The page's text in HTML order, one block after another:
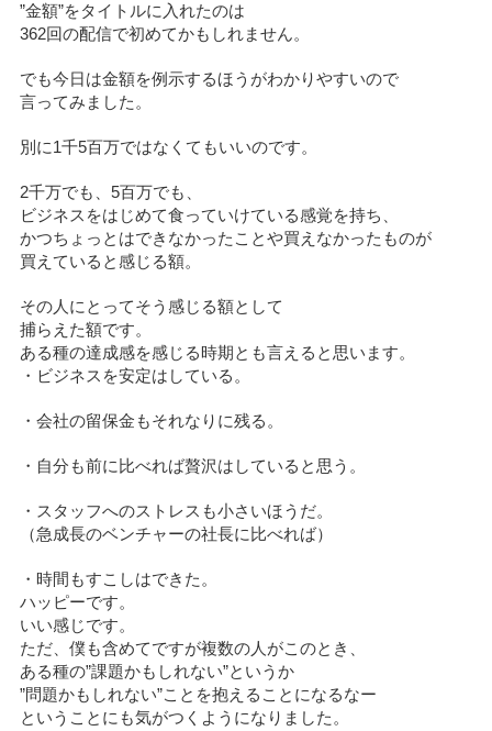
”金額”をタイトルに入れたのは
362回の配信で初めてかもしれません。
でも今日は金額を例示するほうがわかりやすいので
言ってみました。
別に1千5百万ではなくてもいいのです。
2千万でも、5百万でも、
ビジネスをはじめて食っていけている感覚を持ち、
かつちょっとはできなかったことや買えなかったものが
買えていると感じる額。
その人にとってそう感じる額として
捕らえた額です。
ある種の達成感を感じる時期とも言えると思います。
・ビジネスを安定はしている。
・会社の留保金もそれなりに残る。
・自分も前に比べれば贅沢はしていると思う。
・スタッフへのストレスも小さいほうだ。
（急成長のベンチャーの社長に比べれば）
・時間もすこしはできた。
ハッピーです。
いい感じです。
ただ、僕も含めてですが複数の人がこのとき、
ある種の”課題かもしれない”というか
”問題かもしれない”ことを抱えることになるなー
ということにも気がつくようになりました。